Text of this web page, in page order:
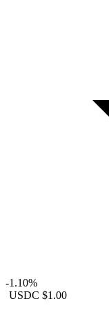
-1.10%
USDC $1.00